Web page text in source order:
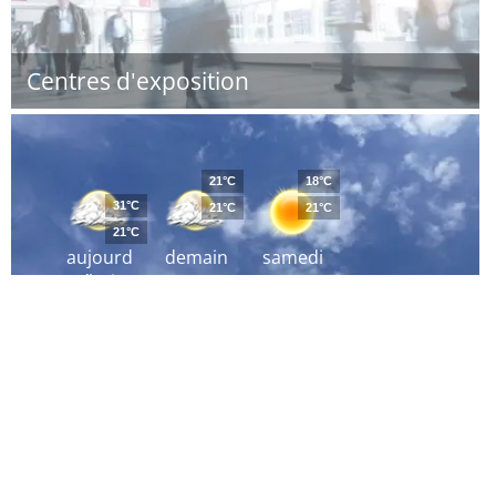
Centres d'exposition
aujourd
´hui
31°C
21°C
demain
21°C
21°C
samedi
18°C
21°C